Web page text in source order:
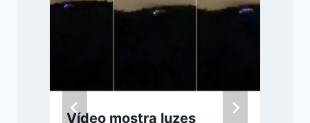
Vídeo mostra luzes